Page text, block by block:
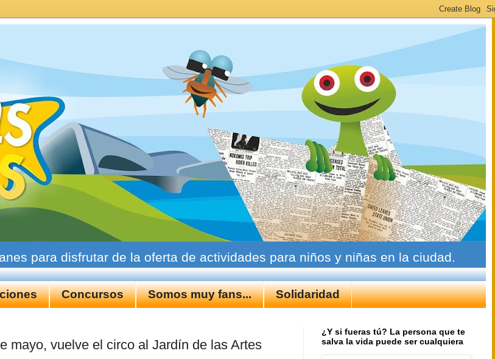
para disfrutar de la oferta de actividades para niños y niñas en la ciudad.
Concursos Somos muy fans... Solidaridad
mayo, vuelve el circo al Jardín de las Artes
¿Y si fueras tú? La persona que te
salva la vida puede ser cualquiera